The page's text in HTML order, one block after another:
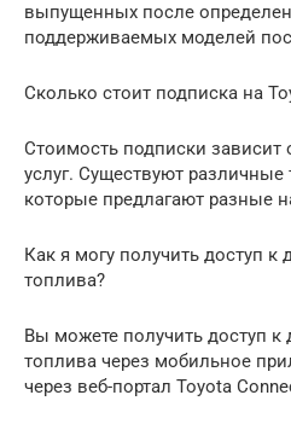
выпущенных после
поддерживаемых моделей
Сколько стоит подписка на
Стоимость подписки зависит
услуг. Существуют
которые предлагают разные
Как я могу получить доступ к
топлива?
Вы можете получить доступ
топлива через мобильное
через веб-портал Toyota